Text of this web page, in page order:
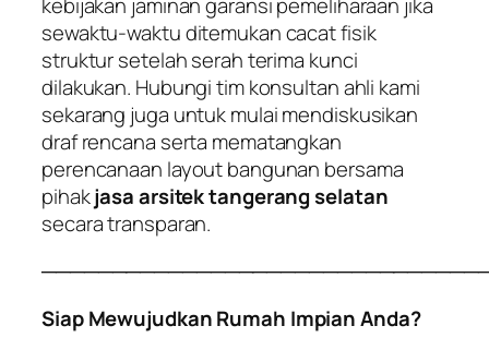
sewaktu-waktu ditemukan cacat fisik
struktur setelah serah terima kunci
dilakukan. Hubungi tim konsultan ahli kami
sekarang juga untuk mulai mendiskusikan
draf rencana serta mematangkan
perencanaan layout bangunan bersama
pihakjasa arsitek tangerang selatan
secara transparan.
Siap Mewujudkan Rumah Impian Anda?